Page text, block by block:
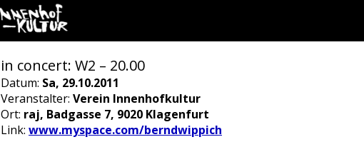
in concert: W2 – 20.00
Datum: Sa, 29.10.2011
Veranstalter: Verein Innenhofkultur
Ort: raj, Badgasse 7, 9020 Klagenfurt
Link: www.myspace.com/berndwippich